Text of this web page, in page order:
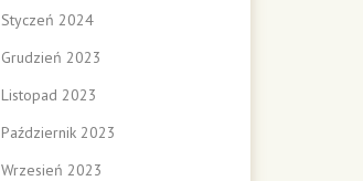
Styczeń 2024
Grudzień 2023
Listopad 2023
Październik 2023
Wrzesień 2023